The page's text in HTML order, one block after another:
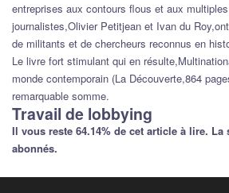
entreprises aux contours flous et aux
journalistes,Olivier Petitjean et Ivan du
de militants et de chercheurs reconnus en
Le livre fort stimulant qui en
monde contemporain (La Découverte,864
remarquable somme.
Travail de lobbying
Il vous reste 64.14% de cet article à lire. La
abonnés.